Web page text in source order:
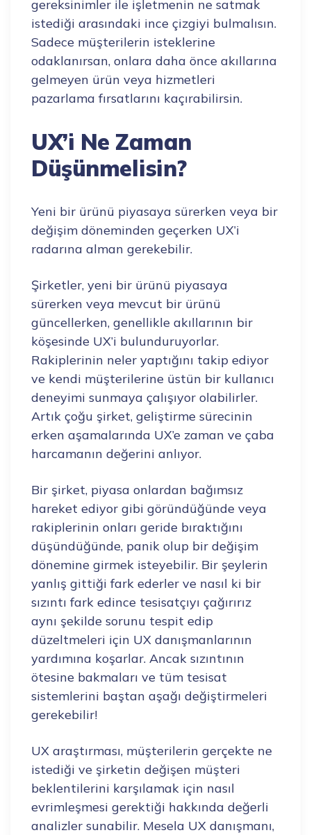
gereksinimler ile işletmenin ne satmak
istediği arasındaki ince çizgiyi bulmalısın.
Sadece müşterilerin isteklerine
odaklanırsan, onlara daha önce akıllarına
gelmeyen ürün veya hizmetleri
pazarlama fırsatlarını kaçırabilirsin.
UX’i Ne Zaman
Düşünmelisin?
Yeni bir ürünü piyasaya sürerken veya bir
değişim döneminden geçerken UX’i
radarına alman gerekebilir.
Şirketler, yeni bir ürünü piyasaya
sürerken veya mevcut bir ürünü
güncellerken, genellikle akıllarının bir
köşesinde UX’i bulunduruyorlar.
Rakiplerinin neler yaptığını takip ediyor
ve kendi müşterilerine üstün bir kullanıcı
deneyimi sunmaya çalışıyor olabilirler.
Artık çoğu şirket, geliştirme sürecinin
erken aşamalarında UX’e zaman ve çaba
harcamanın değerini anlıyor.
Bir şirket, piyasa onlardan bağımsız
hareket ediyor gibi göründüğünde veya
rakiplerinin onları geride bıraktığını
düşündüğünde, panik olup bir değişim
dönemine girmek isteyebilir. Bir şeylerin
yanlış gittiği fark ederler ve nasıl ki bir
sızıntı fark edince tesisatçıyı çağırırız
aynı şekilde sorunu tespit edip
düzeltmeleri için UX danışmanlarının
yardımına koşarlar. Ancak sızıntının
ötesine bakmaları ve tüm tesisat
sistemlerini baştan aşağı değiştirmeleri
gerekebilir!
UX araştırması, müşterilerin gerçekte ne
istediği ve şirketin değişen müşteri
beklentilerini karşılamak için nasıl
evrimleşmesi gerektiği hakkında değerli
analizler sunabilir. Mesela UX danışmanı,